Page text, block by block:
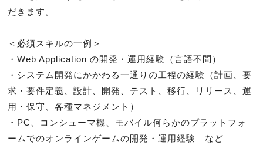
だきます。
＜必須スキルの一例＞
・Web Application の開発・運用経験（言語不問）
・システム開発にかかわる一通りの工程の経験（計画、要
求・要件定義、設計、開発、テスト、移行、リリース、運
用・保守、各種マネジメント）
・PC、コンシューマ機、モバイル何らかのプラットフォ
ームでのオンラインゲームの開発・運用経験　など